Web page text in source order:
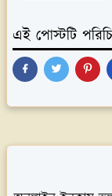
এই পোস্টটি